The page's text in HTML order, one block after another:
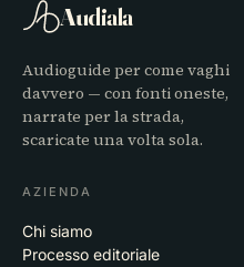
Audiala
Audioguide per come vaghi
davvero — con fonti oneste,
narrate per la strada,
scaricate una volta sola.
AZIENDA
Chi siamo
Processo editoriale